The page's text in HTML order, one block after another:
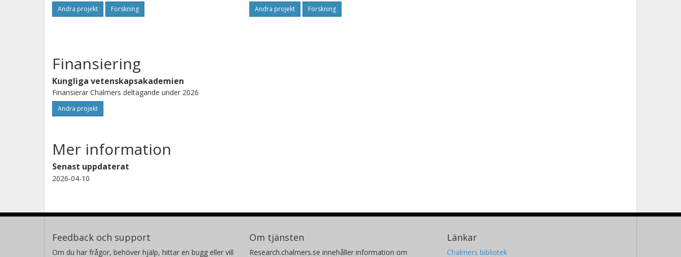
Andra projekt Forskning Andra projekt Forskning
Finansiering
Kungliga vetenskapsakademien
Finansierar Chalmers deltagande under 2026
Andra projekt
Mer information
Senast uppdaterat
2026-04-10
Feedback och support
Om du har frågor, behöver hjälp, hittar en bugg eller vill
Om tjänsten
Research.chalmers.se innehåller information om
Länkar
Chalmers bibliotek